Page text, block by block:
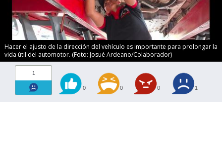
Hacer el ajusto de la dirección del vehículo es importante para prolongar la
vida útil del automotor. (Foto: Josué Ardeano/Colaborador)
1
0 0 0 1